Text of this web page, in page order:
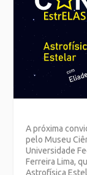
A próxima
pelo Museu
Universidade
Ferreira Lima,
Astrofísica